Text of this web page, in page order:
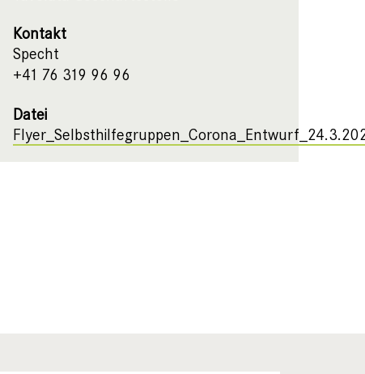
Kontakt
Specht
+41 76 319 96 96
Datei